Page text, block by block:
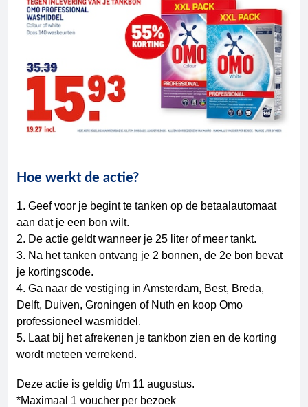
Hoe werkt de actie?
1. Geef voor je begint te tanken op de betaalautomaat
aan dat je een bon wilt.
2. De actie geldt wanneer je 25 liter of meer tankt.
3. Na het tanken ontvang je 2 bonnen, de 2e bon bevat
je kortingscode.
4. Ga naar de vestiging in Amsterdam, Best, Breda,
Delft, Duiven, Groningen of Nuth en koop Omo
professioneel wasmiddel.
5. Laat bij het afrekenen je tankbon zien en de korting
wordt meteen verrekend.
Deze actie is geldig t/m 11 augustus.
*Maximaal 1 voucher per bezoek